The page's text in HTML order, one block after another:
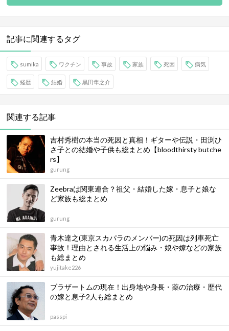
記事に関連するタグ
sumika ワクチン 事故 家族 死因 病気
経歴 結婚 黒田隼之介
関連する記事
吉村秀樹の本当の死因と真相！ギターや伝説・田渕ひ
さ子との結婚や子供も総まとめ【bloodthirsty butche
rs】
gurung
Zeebraは関東連合？祖父・結婚した嫁・息子と娘な
ど家族も総まとめ
gurung
青木達之(東京スカパラのメンバー)の死因は列車死亡
事故！理由とされる生活上の悩み・娘や嫁などの家族
も総まとめ
yujitake226
ブラザートムの現在！出身地や身長・薬の治療・歴代
の嫁と息子2人も総まとめ
passpi